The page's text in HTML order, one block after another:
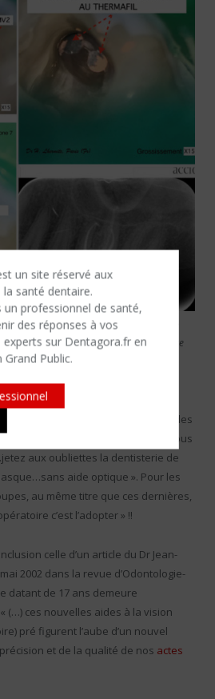
un site réservé aux
santé dentaire.
un professionnel de santé,
des réponses à vos
sur Dentagora.fr en
Public.
– Gr. x15 – MV1 et MV2 sont séparés de
et MV2 obturés – Radio post-opératoire
n’ont pas encore franchi le pas des
temps de vous mettre à la page, vous
aux oubliettes la dentisterie de
aide optique ». Pour les
au même titre que ces dernières,
c’est l’adopter » !!
celle d’un article du Dr Jean-
2002 dans la revue d’Odontologie-
datant de 17 ans demeure
(…) ces nouvelles aides à la vision
pré figurent l’aube d’un nouvel
et de la qualité de nos actes